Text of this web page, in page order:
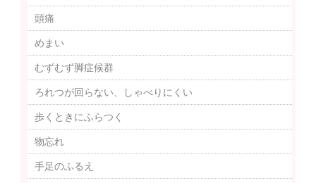
頭痛
めまい
むずむず脚症候群
ろれつが回らない、しゃべりにくい
歩くときにふらつく
物忘れ
手足のふるえ